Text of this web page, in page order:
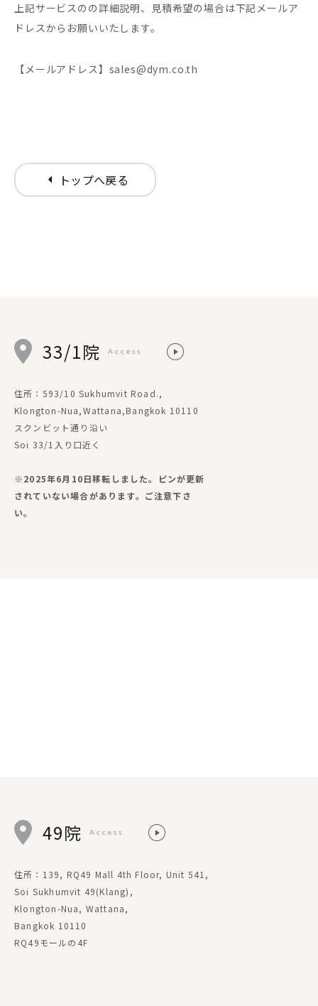
上記サービスのの詳細説明、見積希望の場合は下記メールア
ドレスからお願いいたします。
【メールアドレス】sales@dym.co.th
arrow_left トップへ戻る
33/1院 Access
住所：593/10 Sukhumvit Road.,
Klongton-Nua,Wattana,Bangkok 10110
スクンビット通り沿い
Soi 33/1入り口近く
※2025年6月10日移転しました。ピンが更新
されていない場合があります。ご注意下さ
い。
49院 Access
住所：139, RQ49 Mall 4th Floor, Unit 541,
Soi Sukhumvit 49(Klang),
Klongton-Nua, Wattana,
Bangkok 10110
RQ49モールの4F